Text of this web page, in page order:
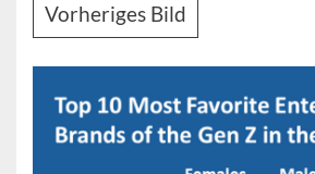
Vorheriges Bild